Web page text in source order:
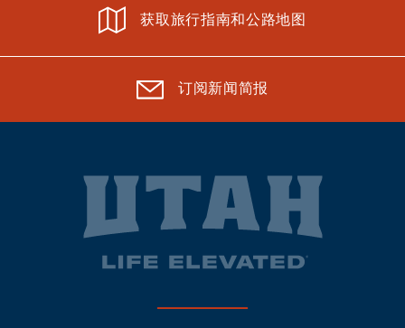
获取旅行指南和公路地图
订阅新闻简报